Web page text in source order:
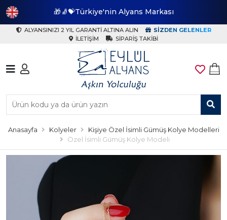
🎁🧦💝Türkiye'nin Alyans Markası
ALYANSINIZI 2 YIL GARANTI ALTINA ALIN
SIZDEN GELENLER
İLETIŞIM
SIPARIŞ TAKIBI
Anasayfa Kolyeler
Kişiye Özel İsimli Gümüş Kolye Modelleri
Özel İsimli Gümüş Kolye Modeli